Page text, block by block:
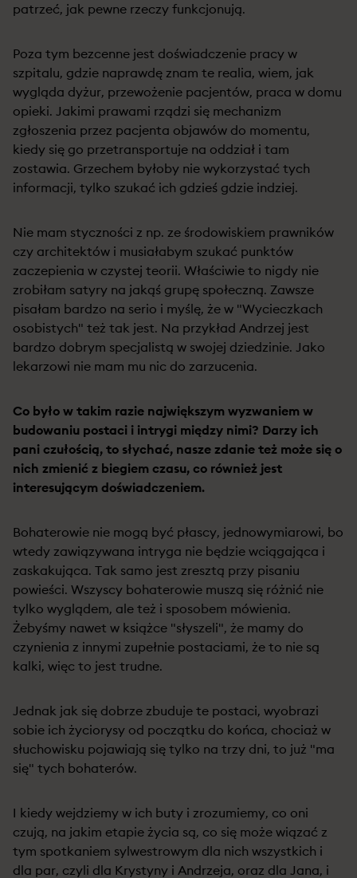
patrzeć, jak pewne rzeczy funkcjonują.
Poza tym bezcenne jest doświadczenie pracy w
szpitalu, gdzie naprawdę znam te realia, wiem, jak
wygląda dyżur, przewożenie pacjentów, praca w domu
opieki. Jakimi prawami rządzi się mechanizm
zgłoszenia przez pacjenta objawów do momentu,
kiedy się go przetransportuje na oddział i tam
zostawia. Grzechem byłoby nie wykorzystać tych
informacji, tylko szukać ich gdzieś gdzie indziej.
Nie mam styczności z np. ze środowiskiem prawników
czy architektów i musiałabym szukać punktów
zaczepienia w czystej teorii. Właściwie to nigdy nie
zrobiłam satyry na jakąś grupę społeczną. Zawsze
pisałam bardzo na serio i myślę, że w "Wycieczkach
osobistych" też tak jest. Na przykład Andrzej jest
bardzo dobrym specjalistą w swojej dziedzinie. Jako
lekarzowi nie mam mu nic do zarzucenia.
Co było w takim razie największym wyzwaniem w
budowaniu postaci i intrygi między nimi? Darzy ich
pani czułością, to słychać, nasze zdanie też może się o
nich zmienić z biegiem czasu, co również jest
interesującym doświadczeniem.
Bohaterowie nie mogą być płascy, jednowymiarowi, bo
wtedy zawiązywana intryga nie będzie wciągająca i
zaskakująca. Tak samo jest zresztą przy pisaniu
powieści. Wszyscy bohaterowie muszą się różnić nie
tylko wyglądem, ale też i sposobem mówienia.
Żebyśmy nawet w książce "słyszeli", że mamy do
czynienia z innymi zupełnie postaciami, że to nie są
kalki, więc to jest trudne.
Jednak jak się dobrze zbuduje te postaci, wyobrazi
sobie ich życiorysy od początku do końca, chociaż w
słuchowisku pojawiają się tylko na trzy dni, to już "ma
się" tych bohaterów.
I kiedy wejdziemy w ich buty i zrozumiemy, co oni
czują, na jakim etapie życia są, co się może wiązać z
tym spotkaniem sylwestrowym dla nich wszystkich i
dla par, czyli dla Krystyny i Andrzeja, oraz dla Jana, i